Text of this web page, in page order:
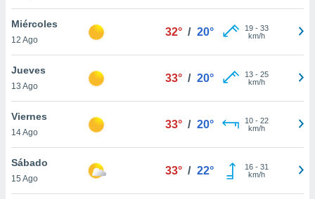
de
Miércoles
12 Ago
32° / 20° 19- 33
km/h
Jueves
13 Ago
33° / 20° 13- 25
km/h
Viernes
14 Ago
33° / 20° 10- 22
km/h
Sábado
15 Ago
33° / 22° 16- 31
km/h